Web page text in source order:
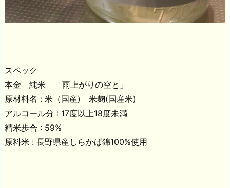
スペック
本金 純米 「雨上がりの空と」
原材料名 : 米（国産) 米麹(国産米)
アルコール分 : 17度以上18度未満
精米歩合 : 59%
原料米 : 長野県産しらかば錦100%使用